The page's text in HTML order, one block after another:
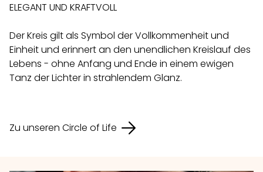
ELEGANT UND KRAFTVOLL
Der Kreis gilt als Symbol der Vollkommenheit und
Einheit und erinnert an den unendlichen Kreislauf des
Lebens - ohne Anfang und Ende in einem ewigen
Tanz der Lichter in strahlendem Glanz.
Zu unseren Circle of Life